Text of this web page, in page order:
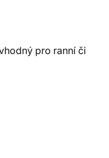
pro ranní či